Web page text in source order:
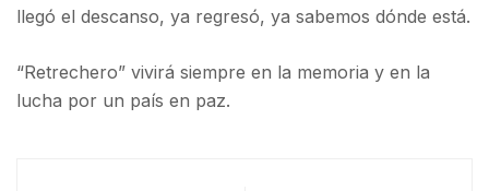
llegó el descanso, ya regresó, ya sabemos dónde está.
“Retrechero” vivirá siempre en la memoria y en la
lucha por un país en paz.